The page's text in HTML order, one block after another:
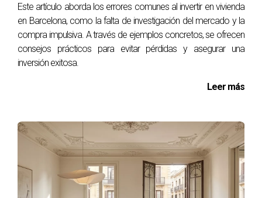
prácticos que muestran su impacto positivo.
“Contraté a un Personal Shopper porque
tenía poco tiempo debido a mi trabajo. En
En el primer caso, Laura M., una joven profesional con
un horario apretado, decidió contratar a un Personal
Shopper Inmobiliario después de sentirse abrumada
por el proceso de búsqueda. En tan solo dos
semanas, encontró su hogar ideal gracias a la
Este artículo aborda los errores comunes al invertir en vivienda
en Barcelona, como la falta de investigación del mercado y la
compra impulsiva. A través de ejemplos concretos, se ofrecen
consejos prácticos para evitar pérdidas y asegurar una
inversión exitosa.
Leer más